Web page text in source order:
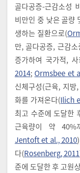
골다공증-근감소성
비만인 중 낮은 골량
생하는 질환으로(
만, 골다공증, 근감
증가하여 국가적,
2014; Ormsbee et
신체구성(근육, 지
화를 가져온다(Ilich
최고 수준에 도달한
근육량이 약 40%
Jentoft et al., 2010
다(Rosenberg, 2011
준에 도달한 후 고원